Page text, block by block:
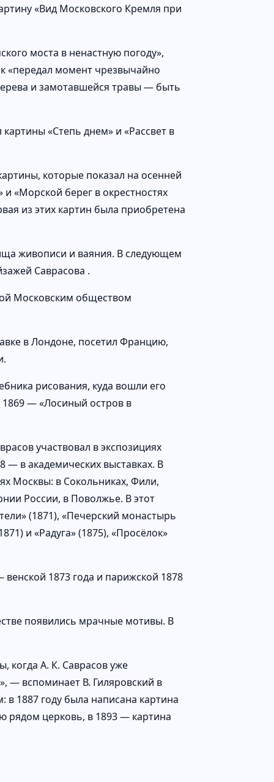
«Вид Московского Кремля при
моста в ненастную погоду»,
«передал момент чрезвычайно
и замотавшейся травы — быть
«Степь днем» и «Рассвет в
которые показал на осенней
«Морской берег в окрестностях
из этих картин была приобретена
живописи и ваяния. В следующем
Саврасова .
Московским обществом
в Лондоне, посетил Францию,
рисования, куда вошли его
1869 — «Лосиный остров в
участвовал в экспозициях
— в академических выставках. В
Москвы: в Сокольниках, Фили,
России, в Поволжье. В этот
(1871), «Печерский монастырь
и «Радуга» (1875), «Просёлок»
1873 года и парижской 1878
появились мрачные мотивы. В
когда А. К. Саврасов уже
— вспоминает В. Гиляровский в
в 1887 году была написана картина
рядом церковь, в 1893 — картина